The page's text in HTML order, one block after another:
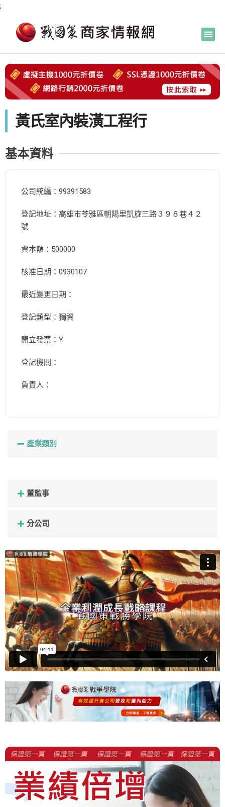
;
黃氏室內裝潢工程行
基本資料
公司統編：99391583
登記地址：高雄市苓雅區朝陽里凱旋三路３９８巷４２
號
資本額：500000
核准日期：0930107
最近變更日期：
登記類型：獨資
開立發票：Y
登記機關：
負責人：
產業類別
董監事
分公司